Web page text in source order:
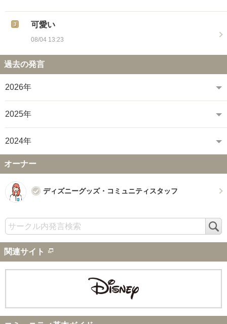
可愛い
08/04 13:23
過去の発言
2026年
2025年
2024年
オーナー
ディズニーグッズ・コミュニティスタッフ
関連サイト